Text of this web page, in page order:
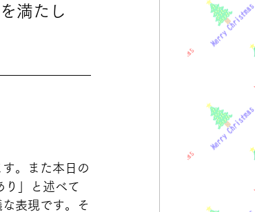
満たし
。また本日の
り」と述べて
表現です。そ